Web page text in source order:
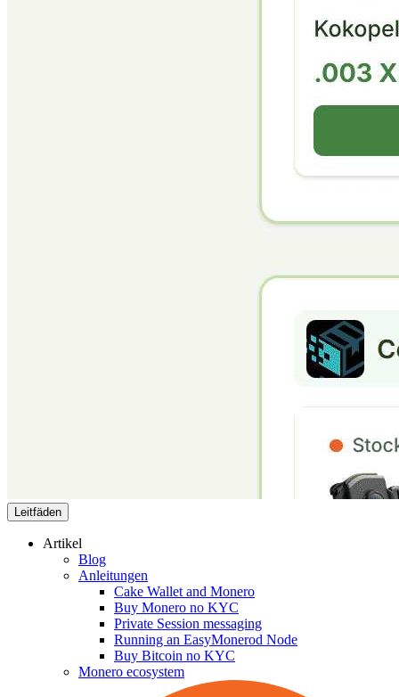
Leitfäden
Artikel
Blog
Anleitungen
Cake Wallet and Monero
Buy Monero no KYC
Private Session messaging
Running an EasyMonerod Node
Buy Bitcoin no KYC
Monero ecosystem